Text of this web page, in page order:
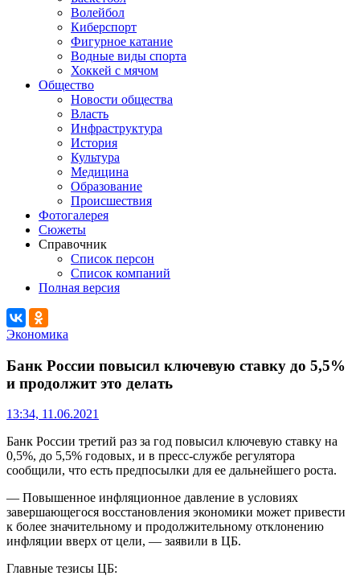
Волейбол
Киберспорт
Фигурное катание
Водные виды спорта
Хоккей с мячом
Общество
Новости общества
Власть
Инфраструктура
История
Культура
Медицина
Образование
Происшествия
Фотогалерея
Сюжеты
Справочник
Список персон
Список компаний
Полная версия
Экономика
Банк России повысил ключевую ставку до 5,5%
и продолжит это делать
13:34, 11.06.2021
Банк России третий раз за год повысил ключевую ставку на
0,5%, до 5,5% годовых, и в пресс-службе регулятора
сообщили, что есть предпосылки для ее дальнейшего роста.
— Повышенное инфляционное давление в условиях
завершающегося восстановления экономики может привести
к более значительному и продолжительному отклонению
инфляции вверх от цели, — заявили в ЦБ.
Главные тезисы ЦБ: